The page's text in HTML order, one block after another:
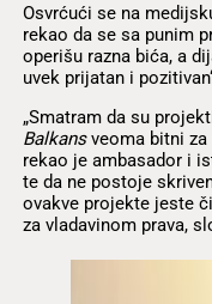
Osvrćući se na
rekao da se sa punim
operišu razna bića, a
uvek prijatan i
„Smatram da su
Balkansveoma bitni za
rekao je ambasador i
te da ne postoje
ovakve projekte jeste
za vladavinom prava,